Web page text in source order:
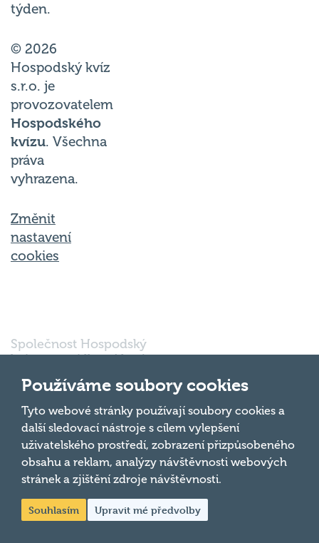
týden.
© 2026
Hospodský kvíz
s.r.o. je
provozovatelem
Hospodského
kvízu. Všechna
práva
vyhrazena.
Změnit
nastavení
cookies
Společnost Hospodský
kvíz s.r.o., sídlem Nové
602 00 Brno, IČ:
03980138, DIČ:
CZ03980138 je vedena
pod spisovou značkou
a oddílem 90428 C u
Krajského soudu v
Brně.
Nahoru
Používáme soubory cookies
Tyto webové stránky používají soubory cookies a
další sledovací nástroje s cílem vylepšení
uživatelského prostředí, zobrazení přizpůsobeného
obsahu a reklam, analýzy návštěvnosti webových
stránek a zjištění zdroje návštěvnosti.
Souhlasím Upravit mé předvolby